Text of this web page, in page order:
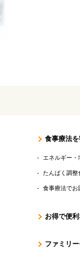
食事療法
エネルギー・
たんぱく調整
食事療法でお
お得で便
ファミリ